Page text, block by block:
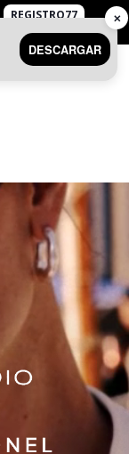
REGISTRO77
DESCARGAR
✕